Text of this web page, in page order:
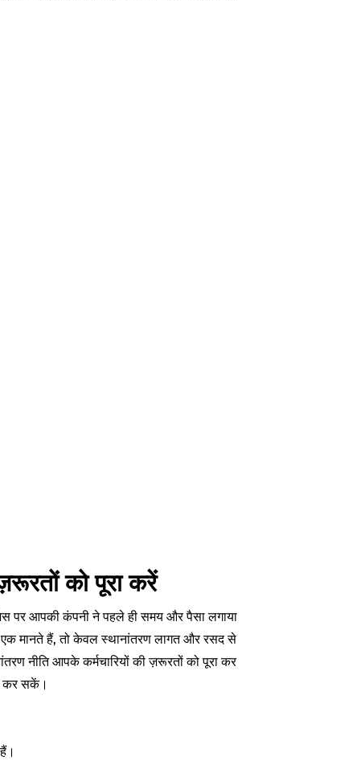
को पूरा करें
पर आपकी कंपनी ने पहले ही समय और पैसा लगाया
एक मानते हैं, तो केवल स्थानांतरण लागत और रसद से
नीति आपके कर्मचारियों की ज़रूरतों को पूरा कर
कर सकें।